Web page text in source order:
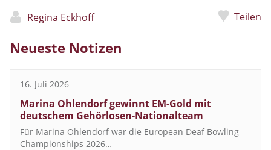
Regina Eckhoff Teilen
Neueste Notizen
16. Juli 2026
Marina Ohlendorf gewinnt EM-Gold mit
deutschem Gehörlosen-Nationalteam
Für Marina Ohlendorf war die European Deaf Bowling
Championships 2026…